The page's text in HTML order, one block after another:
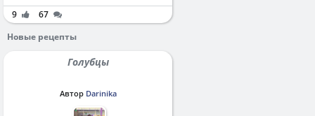
9
67
Новые рецепты
Голубцы
Автор Darinika